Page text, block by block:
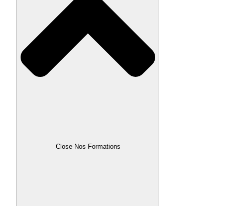
Close Nos Formations